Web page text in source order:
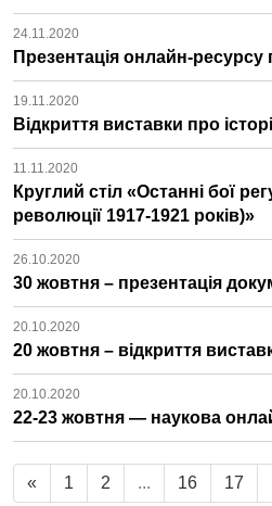
24.11.2020
Презентація онлайн-ресурсу
19.11.2020
Відкриття виставки про
11.11.2020
Круглий стіл «Останні бої
революції 1917-1921 років)»
26.10.2020
30 жовтня – презентація
20.10.2020
20 жовтня – відкриття
20.10.2020
22-23 жовтня — наукова
« 1 2 ... 16 17